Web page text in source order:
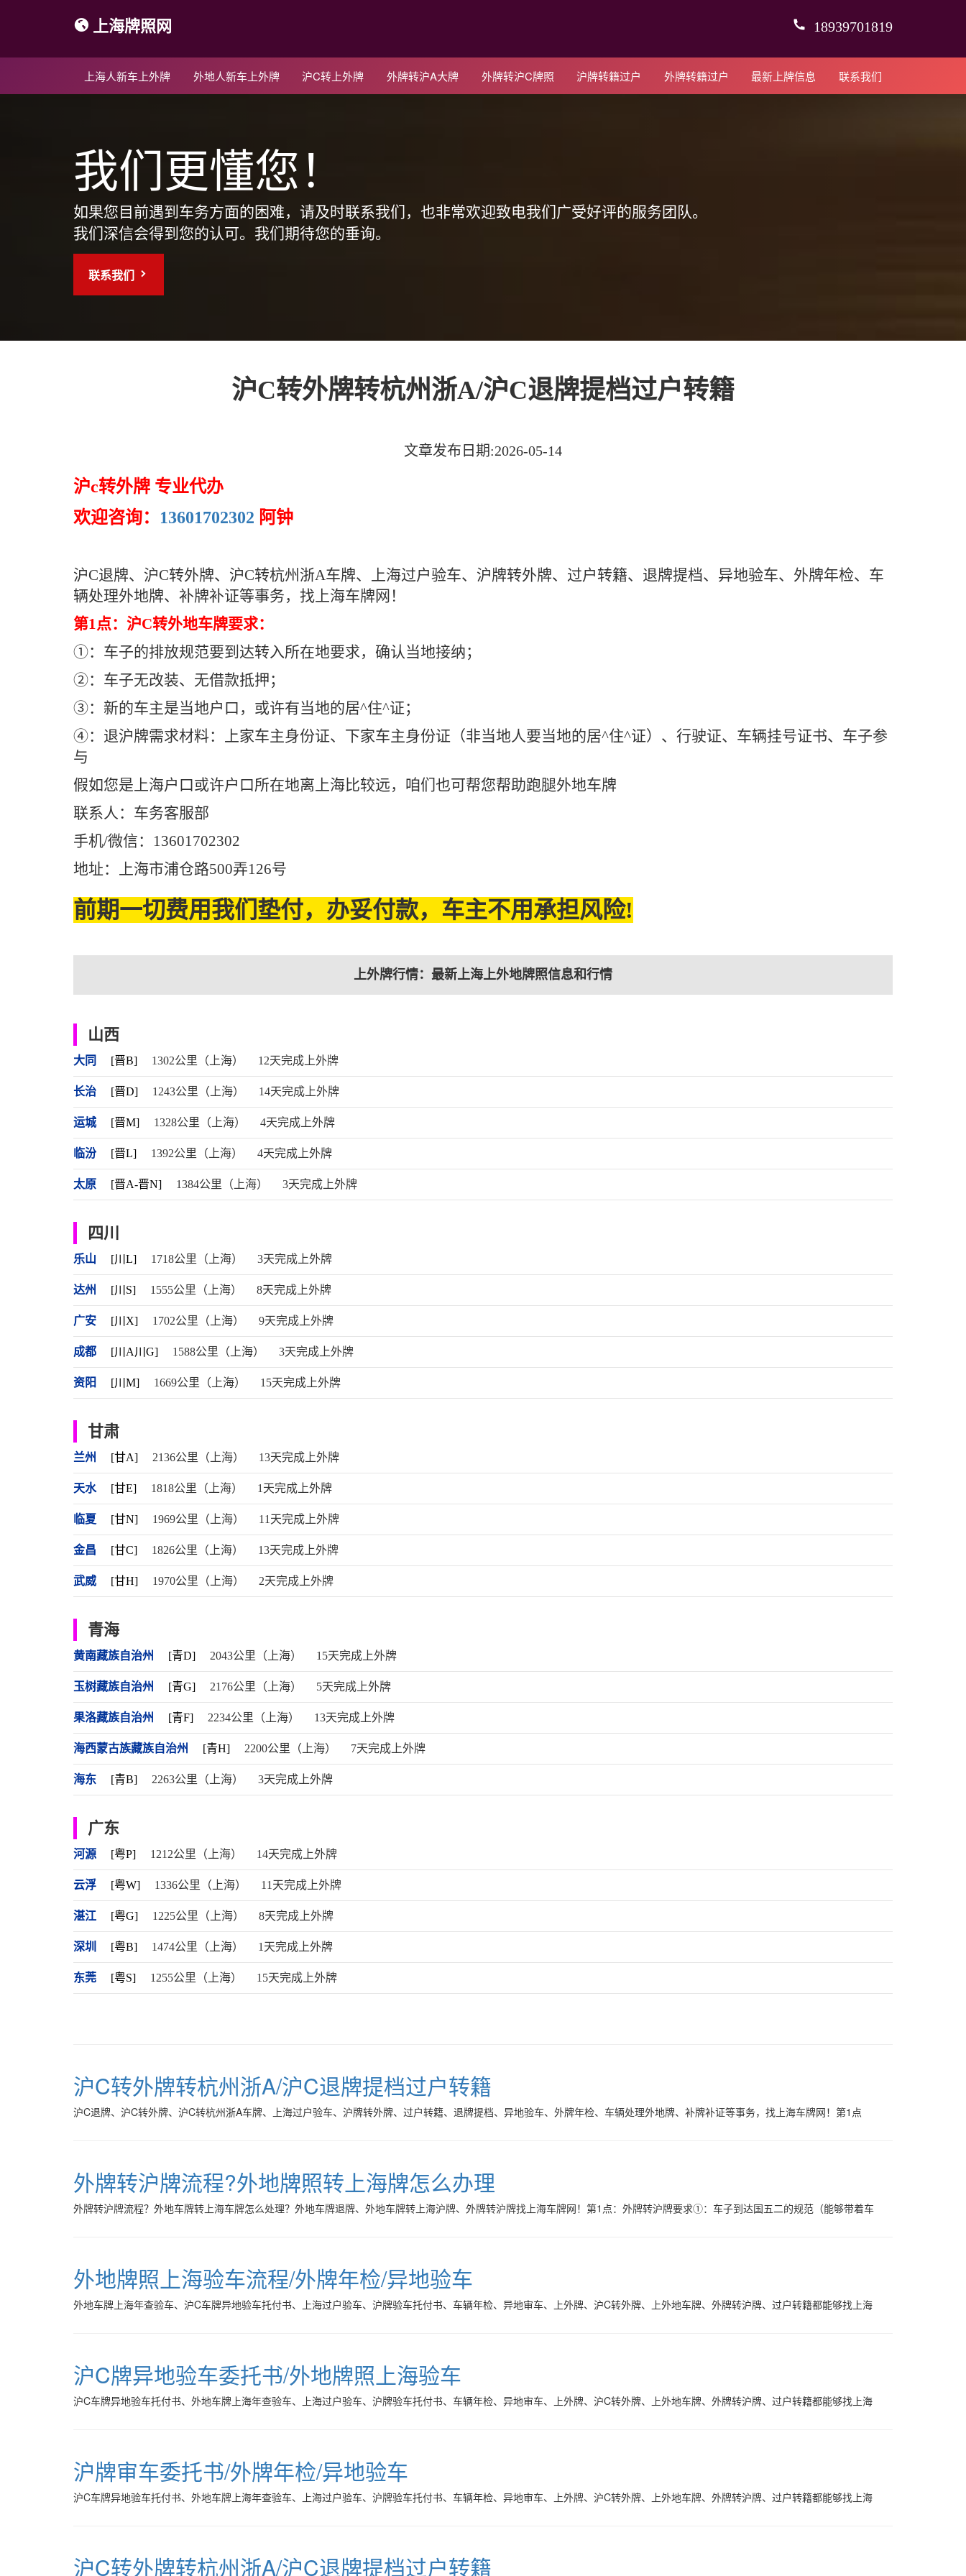
上海牌照网 18939701819
上海人新车上外牌 外地人新车上外牌 沪C转上外牌 外牌转沪A大牌 外牌转沪C牌照 沪牌转籍过户 外牌转籍过户 最新上牌信息 联系我们
我们更懂您！
如果您目前遇到车务方面的困难，请及时联系我们，也非常欢迎致电我们广受好评的服务团队。
我们深信会得到您的认可。我们期待您的垂询。
联系我们
沪C转外牌转杭州浙A/沪C退牌提档过户转籍
文章发布日期:2026-05-14
沪c转外牌 专业代办
欢迎咨询： 13601702302 阿钟
沪C退牌、沪C转外牌、沪C转杭州浙A车牌、上海过户验车、沪牌转外牌、过户转籍、退牌提档、异地验车、外牌年检、车
辆处理外地牌、补牌补证等事务，找上海车牌网！
第1点：沪C转外地车牌要求：
①：车子的排放规范要到达转入所在地要求，确认当地接纳；
②：车子无改装、无借款抵押；
③：新的车主是当地户口，或许有当地的居^住^证；
④：退沪牌需求材料：上家车主身份证、下家车主身份证（非当地人要当地的居^住^证）、行驶证、车辆挂号证书、车子参
与
假如您是上海户口或许户口所在地离上海比较远，咱们也可帮您帮助跑腿外地车牌
联系人：车务客服部
手机/微信：13601702302
地址：上海市浦仓路500弄126号
前期一切费用我们垫付，办妥付款，车主不用承担风险!
上外牌行情：最新上海上外地牌照信息和行情
山西
大同 [晋B] 1302公里（上海） 12天完成上外牌
长治 [晋D] 1243公里（上海） 14天完成上外牌
运城 [晋M] 1328公里（上海） 4天完成上外牌
临汾 [晋L] 1392公里（上海） 4天完成上外牌
太原 [晋A-晋N] 1384公里（上海） 3天完成上外牌
四川
乐山 [川L] 1718公里（上海） 3天完成上外牌
达州 [川S] 1555公里（上海） 8天完成上外牌
广安 [川X] 1702公里（上海） 9天完成上外牌
成都 [川A川G] 1588公里（上海） 3天完成上外牌
资阳 [川M] 1669公里（上海） 15天完成上外牌
甘肃
兰州 [甘A] 2136公里（上海） 13天完成上外牌
天水 [甘E] 1818公里（上海） 1天完成上外牌
临夏 [甘N] 1969公里（上海） 11天完成上外牌
金昌 [甘C] 1826公里（上海） 13天完成上外牌
武威 [甘H] 1970公里（上海） 2天完成上外牌
青海
黄南藏族自治州 [青D] 2043公里（上海） 15天完成上外牌
玉树藏族自治州 [青G] 2176公里（上海） 5天完成上外牌
果洛藏族自治州 [青F] 2234公里（上海） 13天完成上外牌
海西蒙古族藏族自治州 [青H] 2200公里（上海） 7天完成上外牌
海东 [青B] 2263公里（上海） 3天完成上外牌
广东
河源 [粤P] 1212公里（上海） 14天完成上外牌
云浮 [粤W] 1336公里（上海） 11天完成上外牌
湛江 [粤G] 1225公里（上海） 8天完成上外牌
深圳 [粤B] 1474公里（上海） 1天完成上外牌
东莞 [粤S] 1255公里（上海） 15天完成上外牌
沪C转外牌转杭州浙A/沪C退牌提档过户转籍
沪C退牌、沪C转外牌、沪C转杭州浙A车牌、上海过户验车、沪牌转外牌、过户转籍、退牌提档、异地验车、外牌年检、车辆处理外地牌、补牌补证等事务，找上海车牌网！第1点
外牌转沪牌流程?外地牌照转上海牌怎么办理
外牌转沪牌流程？外地车牌转上海车牌怎么处理？外地车牌退牌、外地车牌转上海沪牌、外牌转沪牌找上海车牌网！第1点：外牌转沪牌要求①：车子到达国五二的规范（能够带着车
外地牌照上海验车流程/外牌年检/异地验车
外地车牌上海年查验车、沪C车牌异地验车托付书、上海过户验车、沪牌验车托付书、车辆年检、异地审车、上外牌、沪C转外牌、上外地车牌、外牌转沪牌、过户转籍都能够找上海
沪C牌异地验车委托书/外地牌照上海验车
沪C车牌异地验车托付书、外地车牌上海年查验车、上海过户验车、沪牌验车托付书、车辆年检、异地审车、上外牌、沪C转外牌、上外地车牌、外牌转沪牌、过户转籍都能够找上海
沪牌审车委托书/外牌年检/异地验车
沪C车牌异地验车托付书、外地车牌上海年查验车、上海过户验车、沪牌验车托付书、车辆年检、异地审车、上外牌、沪C转外牌、上外地车牌、外牌转沪牌、过户转籍都能够找上海
沪C转外牌转杭州浙A/沪C退牌提档过户转籍